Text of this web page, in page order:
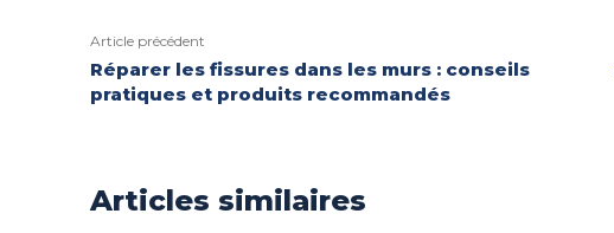
Article précédent
Réparer les fissures dans les murs : conseils
pratiques et produits recommandés
Articles similaires